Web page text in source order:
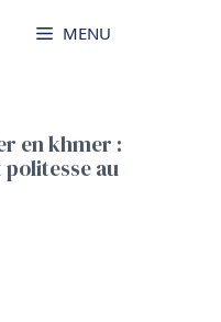
MENU
en khmer :
au